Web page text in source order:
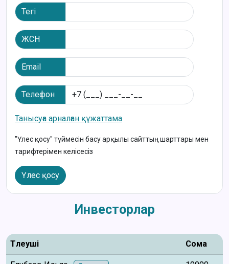
Тегі
ЖСН
Email
Телефон
Танысуға арналған құжаттама
"Үлес қосу" түймесін басу арқылы сайттың шарттары мен
тарифтерімен келісесіз
Үлес қосу
Инвесторлар
Төлеуші Сома